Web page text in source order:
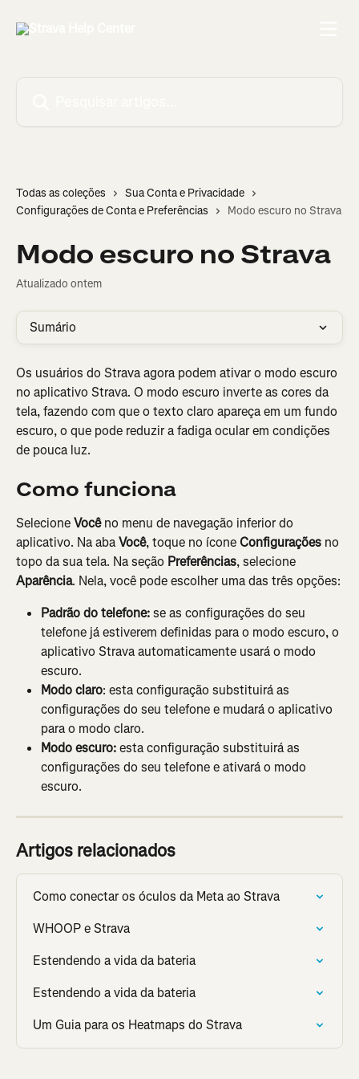
Todas as coleções
Sua Conta e Privacidade
Configurações de Conta e Preferências
Modo escuro no Strava
Modo escuro no Strava
Atualizado ontem
Sumário
Os usuários do Strava agora podem ativar o modo escuro
no aplicativo Strava. O modo escuro inverte as cores da
tela, fazendo com que o texto claro apareça em um fundo
escuro, o que pode reduzir a fadiga ocular em condições
de pouca luz.
Como funciona
Selecione Você no menu de navegação inferior do
aplicativo. Na aba Você, toque no ícone Configurações no
topo da sua tela. Na seção Preferências, selecione
Aparência. Nela, você pode escolher uma das três opções:
Padrão do telefone: se as configurações do seu
telefone já estiverem definidas para o modo escuro, o
aplicativo Strava automaticamente usará o modo
escuro.
Modo claro: esta configuração substituirá as
configurações do seu telefone e mudará o aplicativo
para o modo claro.
Modo escuro: esta configuração substituirá as
configurações do seu telefone e ativará o modo
escuro.
Artigos relacionados
Como conectar os óculos da Meta ao Strava
WHOOP e Strava
Estendendo a vida da bateria
Estendendo a vida da bateria
Um Guia para os Heatmaps do Strava